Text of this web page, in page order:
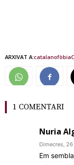
ARXIVAT A:catalanofòbia
1 COMENTARI
Nuria
Dimecres,
Em